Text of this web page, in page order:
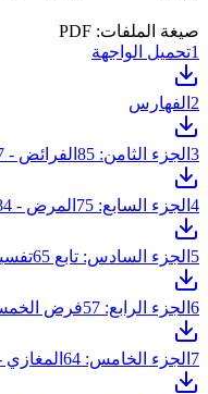
صيغة الملفات: PDF
1تحميل الواجهة
2 الفهارس
3 الجزء الثامن: 85الفرائض - 97التوحيد
4 الجزء السابع: 75المرض - 84كفارات الأيمان
5 الجزء السادس: تابع 65تفسير القرآن - 74الأشربة
6 الجزء الرابع: 57فرض الخمس - 63مناقب الأنصار
7 الجزء الخامس: 64المغازي - 65تفسير القرآن